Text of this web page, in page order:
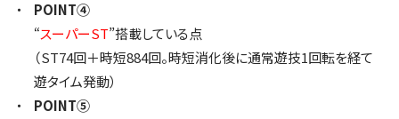
POINT④
“スーパーST”搭載している点
（ST74回＋時短884回。時短消化後に通常遊技1回転を経て
遊タイム発動）
POINT⑤